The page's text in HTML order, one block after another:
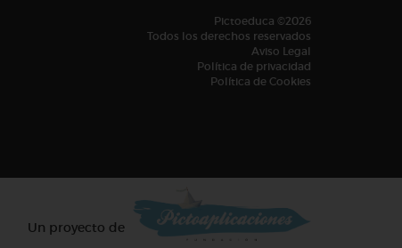
Pictoeduca ©2026
Todos los derechos reservados
Aviso Legal
Política de privacidad
Política de Cookies
Un proyecto de